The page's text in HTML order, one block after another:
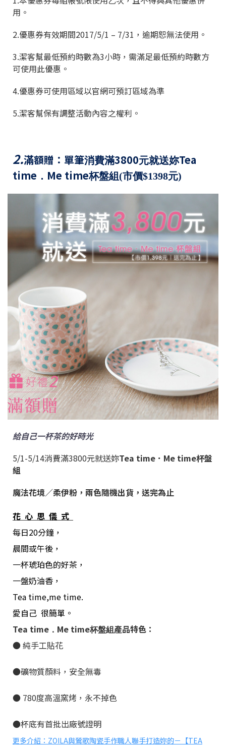
用。
2.優惠券有效期間2017/5/1 – 7/31 ，逾期恕無法使用。
3.潔客幫最低預約時數為3小時，需滿足最低預約時數方
可使用此優惠。
4.優惠券可使用區域以官網可預訂區域為準
5.潔客幫保有調整活動內容之權利。
2.滿額贈：單筆消費滿3800元就送妳Tea
time ． Me time杯盤組(市價$1398元)
給自己一杯茶的好時光
5/1-5/14消費滿3800元就送妳Tea time ． Me time杯盤
組
魔法花境／柔伊粉，兩色隨機出貨，送完為止
花心思儀式
每日20分鐘，
晨間或午後，
一杯琥珀色的好茶，
一盤奶油香，
Tea time,me time.
愛自己 很簡單。
Tea time ． Me time杯盤組 產品特色：
●純手工貼花
●礦物質顏料，安全無毒
● 780度高溫窯烤，永不掉色
●杯底有首批出廠號證明
更多介紹：ZOILA與鶯歌陶瓷手作職人聯手打造妳的－【TEA